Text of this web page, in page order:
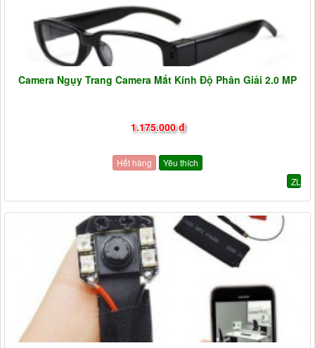
Camera Ngụy Trang Camera Mắt Kính Độ Phân Giải 2.0 MP
1.175.000 đ
Hết hàng
Yêu thích
ZL